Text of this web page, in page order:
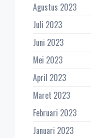
Agustus 2023
Juli 2023
Juni 2023
Mei 2023
April 2023
Maret 2023
Februari 2023
Januari 2023